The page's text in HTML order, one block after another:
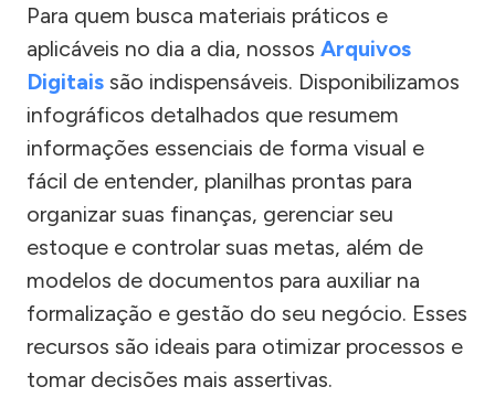
Para quem busca materiais práticos e
aplicáveis no dia a dia, nossos Arquivos
Digitais são indispensáveis. Disponibilizamos
infográficos detalhados que resumem
informações essenciais de forma visual e
fácil de entender, planilhas prontas para
organizar suas finanças, gerenciar seu
estoque e controlar suas metas, além de
modelos de documentos para auxiliar na
formalização e gestão do seu negócio. Esses
recursos são ideais para otimizar processos e
tomar decisões mais assertivas.